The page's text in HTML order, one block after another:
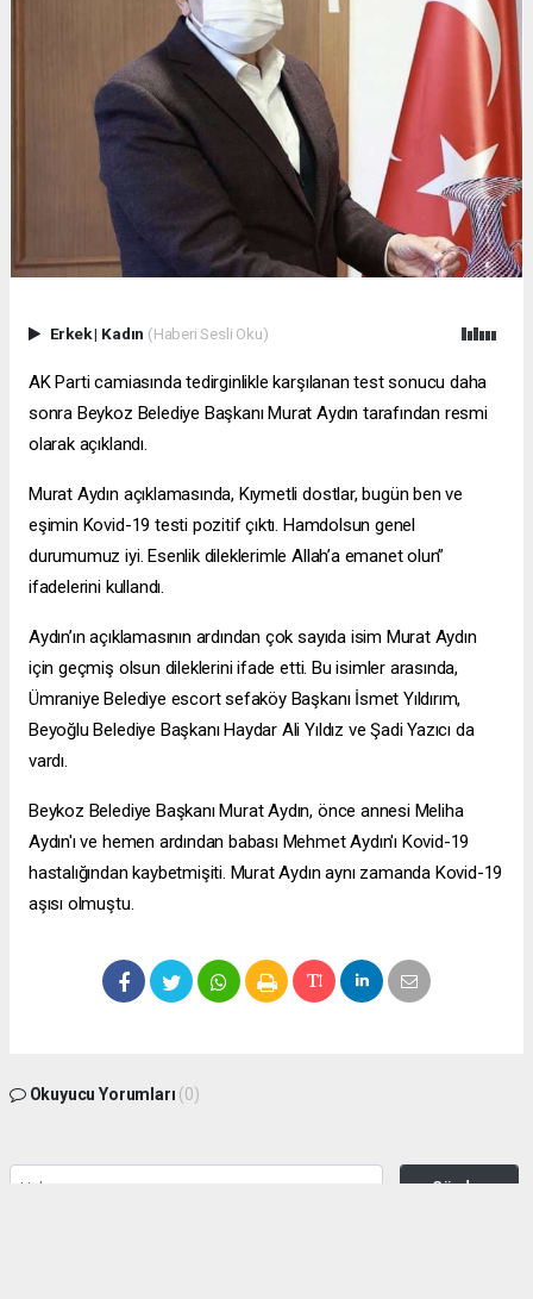
Erkek| Kadın (Haberi Sesli Oku)
AK Parti camiasında tedirginlikle karşılanan test sonucu daha
sonra Beykoz Belediye Başkanı Murat Aydın tarafından resmi
olarak açıklandı.
Murat Aydın açıklamasında, Kıymetli dostlar, bugün ben ve
eşimin Kovid-19 testi pozitif çıktı. Hamdolsun genel
durumumuz iyi. Esenlik dileklerimle Allah’a emanet olun”
ifadelerini kullandı.
Aydın’ın açıklamasının ardından çok sayıda isim Murat Aydın
için geçmiş olsun dileklerini ifade etti. Bu isimler arasında,
Ümraniye Belediye escort sefaköyBaşkanı İsmet Yıldırım,
Beyoğlu Belediye Başkanı Haydar Ali Yıldız ve Şadi Yazıcı da
vardı.
Beykoz Belediye Başkanı Murat Aydın, önce annesi Meliha
Aydın'ı ve hemen ardından babası Mehmet Aydın'ı Kovid-19
hastalığından kaybetmişiti. Murat Aydın aynı zamanda Kovid-19
aşısı olmuştu.
Okuyucu Yorumları (0)
Gönder